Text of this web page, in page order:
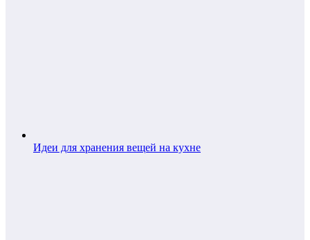
Идеи для хранения вещей на кухне